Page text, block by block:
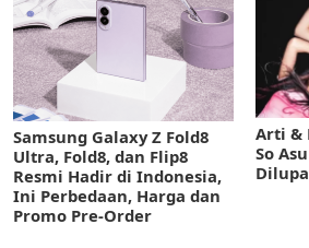
Samsung Galaxy Z Fold8
Ultra, Fold8, dan Flip8
Resmi Hadir di Indonesia,
Ini Perbedaan, Harga dan
Promo Pre-Order
Arti &
So